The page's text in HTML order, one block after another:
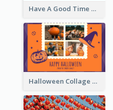
Have A Good Time This Halloween Greeting Card
Halloween Collage Greeting Card